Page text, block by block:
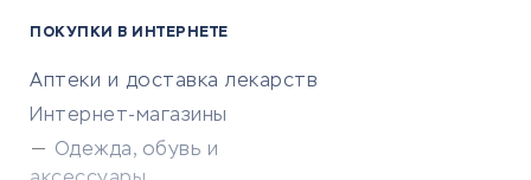
ПОКУПКИ В ИНТЕРНЕТЕ
Аптеки и доставка лекарств
Интернет-магазины
Одежда, обувь и